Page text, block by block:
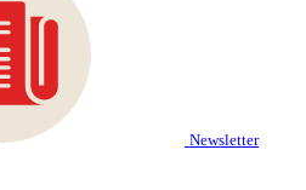
Newsletter